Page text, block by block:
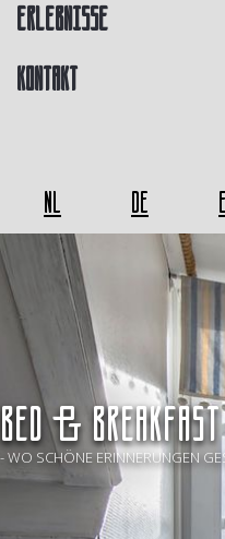
Erlebnisse
Kontakt
NL DE
BED &
- WO SCHÖNE ERINNERUNGEN